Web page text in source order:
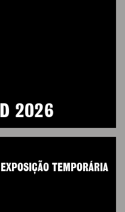
2026
EXPOSIÇÃO TEMPORÁRIA